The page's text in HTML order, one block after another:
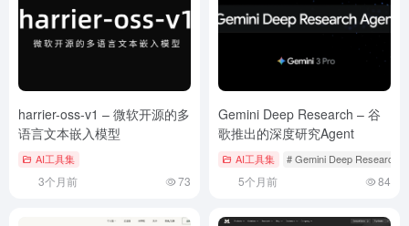
harrier-oss-v1 – 微软开源的多
语言文本嵌入模型
AI工具集
3个月前 73
Gemini Deep Research – 谷
歌推出的深度研究Agent
AI工具集 # Gemini Deep Research
5个月前 84